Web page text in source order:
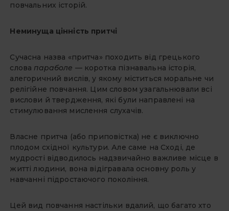
повчальних історій.
Неминуща цінність притчі
Сучасна назва «притча» похо­дить від грецького
слова парабо­ле — коротка пізнавальна історія,
алегоричний вислів, у якому міс­титься моральне чи
релігійне по­вчання. Цим словом узагальнювали всі
вислови й твердження, які були направлені на
стимулювання мис­лення слухачів.
Власне притча (або приповістка) не є виключно
плодом східної куль­тури. Але саме на Сході, де
мудрості відводилось надзвичайно важливе місце в
житті людини, вона відіграва­ла основну роль у
навчанні підроста­ючого покоління.
Цей вид повчання настільки вда­лий, що багато хто